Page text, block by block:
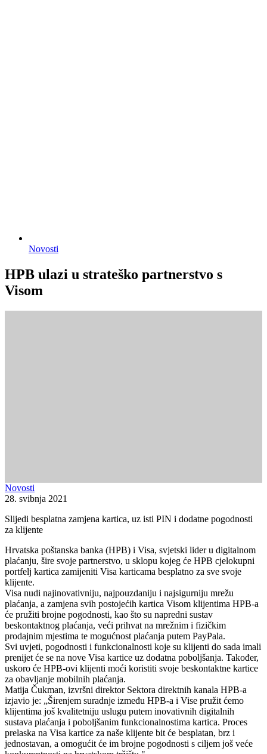
Novosti
HPB ulazi u strateško partnerstvo s
Visom
Novosti
28. svibnja 2021
Slijedi besplatna zamjena kartica, uz isti PIN i dodatne pogodnosti
za klijente
Hrvatska poštanska banka (HPB) i Visa, svjetski lider u digitalnom
plaćanju, šire svoje partnerstvo, u sklopu kojeg će HPB cjelokupni
portfelj kartica zamijeniti Visa karticama besplatno za sve svoje
klijente.
Visa nudi najinovativniju, najpouzdaniju i najsigurniju mrežu
plaćanja, a zamjena svih postojećih kartica Visom klijentima HPB-a
će pružiti brojne pogodnosti, kao što su napredni sustav
beskontaktnog plaćanja, veći prihvat na mrežnim i fizičkim
prodajnim mjestima te mogućnost plaćanja putem PayPala.
Svi uvjeti, pogodnosti i funkcionalnosti koje su klijenti do sada imali
prenijet će se na nove Visa kartice uz dodatna poboljšanja. Također,
uskoro će HPB-ovi klijenti moći koristiti svoje beskontaktne kartice
za obavljanje mobilnih plaćanja.
Matija Čukman, izvršni direktor Sektora direktnih kanala HPB-a
izjavio je: „Širenjem suradnje između HPB-a i Vise pružit ćemo
klijentima još kvalitetniju uslugu putem inovativnih digitalnih
sustava plaćanja i poboljšanim funkcionalnostima kartica. Proces
prelaska na Visa kartice za naše klijente bit će besplatan, brz i
jednostavan, a omogućit će im brojne pogodnosti s ciljem još veće